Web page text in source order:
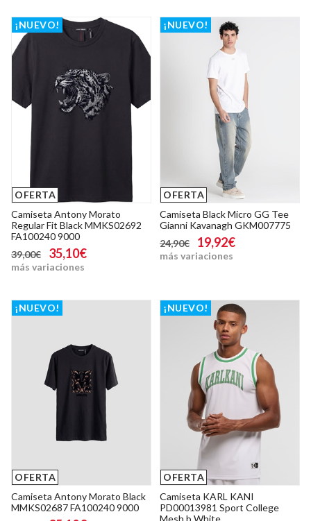
OFERTA
¡NUEVO!
Camiseta Antony Morato
Regular Fit Black MMKS02692
FA100240 9000
39,00€
35,10€
más variaciones
OFERTA
¡NUEVO!
Camiseta Black Micro GG Tee
Gianni Kavanagh GKM007775
24,90€
19,92€
más variaciones
OFERTA
¡NUEVO!
Camiseta Antony Morato Black
MMKS02687 FA100240 9000
OFERTA
¡NUEVO!
Camiseta KARL KANI
PD00013981 Sport College